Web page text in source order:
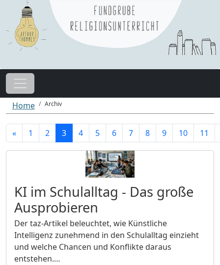
Home Archiv
« 1 2 3 4 5 6 7 8 9 10 11
KI im Schulalltag - Das große
Ausprobieren
Der taz-Artikel beleuchtet, wie Künstliche
Intelligenz zunehmend in den Schulalltag einzieht
und welche Chancen und Konflikte daraus
entstehen.…